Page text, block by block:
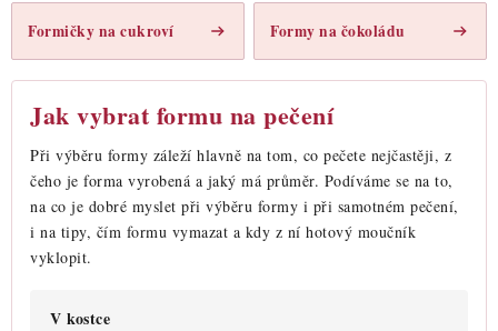
i
s
Formičky na cukroví Formy na čokoládu
Jak vybrat formu na pečení
Při výběru formy záleží hlavně na tom, co pečete nejčastěji, z
čeho je forma vyrobená a jaký má průměr. Podíváme se na to,
na co je dobré myslet při výběru formy i při samotném pečení,
i na tipy, čím formu vymazat a kdy z ní hotový moučník
vyklopit.
V kostce